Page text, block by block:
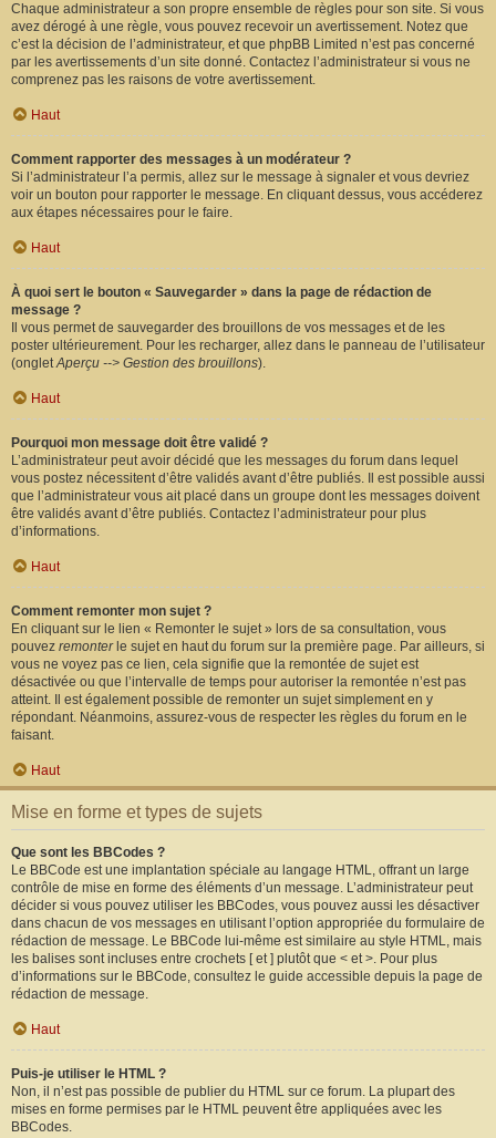
Chaque administrateur a son propre ensemble de règles pour son site. Si vous
avez dérogé à une règle, vous pouvez recevoir un avertissement. Notez que
c’est la décision de l’administrateur, et que phpBB Limited n’est pas concerné
par les avertissements d’un site donné. Contactez l’administrateur si vous ne
comprenez pas les raisons de votre avertissement.
Haut
Comment rapporter des messages à un modérateur ?
Si l’administrateur l’a permis, allez sur le message à signaler et vous devriez
voir un bouton pour rapporter le message. En cliquant dessus, vous accéderez
aux étapes nécessaires pour le faire.
Haut
À quoi sert le bouton « Sauvegarder » dans la page de rédaction de
message ?
Il vous permet de sauvegarder des brouillons de vos messages et de les
poster ultérieurement. Pour les recharger, allez dans le panneau de l’utilisateur
(ongletAperçu --> Gestion des brouillons).
Haut
Pourquoi mon message doit être validé ?
L’administrateur peut avoir décidé que les messages du forum dans lequel
vous postez nécessitent d’être validés avant d’être publiés. Il est possible aussi
que l’administrateur vous ait placé dans un groupe dont les messages doivent
être validés avant d’être publiés. Contactez l’administrateur pour plus
d’informations.
Haut
Comment remonter mon sujet ?
En cliquant sur le lien « Remonter le sujet » lors de sa consultation, vous
pouvez remonterle sujet en haut du forum sur la première page. Par ailleurs, si
vous ne voyez pas ce lien, cela signifie que la remontée de sujet est
désactivée ou que l’intervalle de temps pour autoriser la remontée n’est pas
atteint. Il est également possible de remonter un sujet simplement en y
répondant. Néanmoins, assurez-vous de respecter les règles du forum en le
faisant.
Haut
Mise en forme et types de sujets
Que sont les BBCodes ?
Le BBCode est une implantation spéciale au langage HTML, offrant un large
contrôle de mise en forme des éléments d’un message. L’administrateur peut
décider si vous pouvez utiliser les BBCodes, vous pouvez aussi les désactiver
dans chacun de vos messages en utilisant l’option appropriée du formulaire de
rédaction de message. Le BBCode lui-même est similaire au style HTML, mais
les balises sont incluses entre crochets [ et ] plutôt que < et >. Pour plus
d’informations sur le BBCode, consultez le guide accessible depuis la page de
rédaction de message.
Haut
Puis-je utiliser le HTML ?
Non, il n’est pas possible de publier du HTML sur ce forum. La plupart des
mises en forme permises par le HTML peuvent être appliquées avec les
BBCodes.